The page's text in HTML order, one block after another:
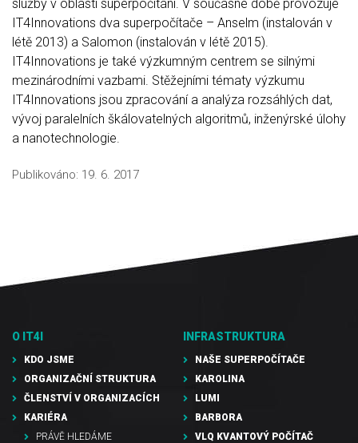
služby v oblasti superpočítání. V současné době provozuje
IT4Innovations dva superpočítače – Anselm (instalován v
létě 2013) a Salomon (instalován v létě 2015).
IT4Innovations je také výzkumným centrem se silnými
mezinárodními vazbami. Stěžejními tématy výzkumu
IT4Innovations jsou zpracování a analýza rozsáhlých dat,
vývoj paralelních škálovatelných algoritmů, inženýrské úlohy
a nanotechnologie.
Publikováno: 19. 6. 2017
O IT4I
KDO JSME
ORGANIZAČNÍ STRUKTURA
ČLENSTVÍ V ORGANIZACÍCH
KARIÉRA
PRÁVĚ HLEDÁME
INFRASTRUKTURA
NAŠE SUPERPOČÍTAČE
KAROLINA
LUMI
BARBORA
VLQ KVANTOVÝ POČÍTAČ